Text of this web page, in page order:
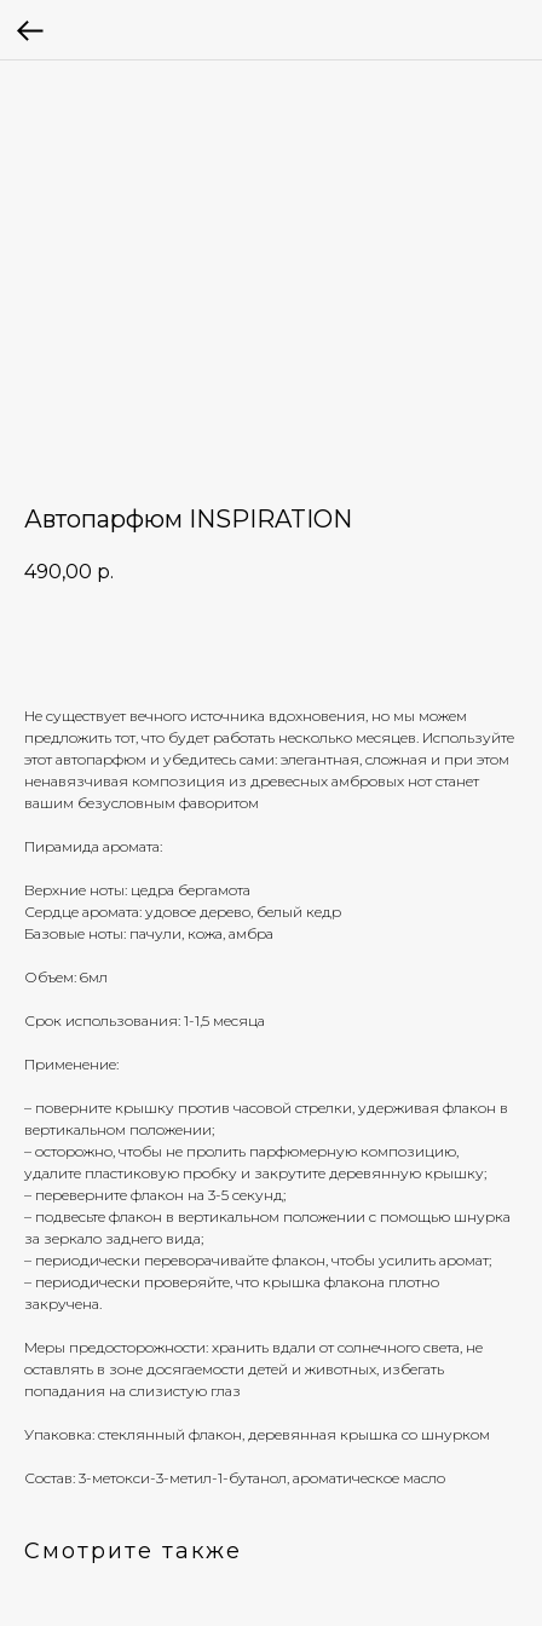
Автопарфюм INSPIRATION
490,00 р.
Не существует вечного источника вдохновения, но мы можем
предложить тот, что будет работать несколько месяцев. Используйте
этот автопарфюм и убедитесь сами: элегантная, сложная и при этом
ненавязчивая композиция из древесных амбровых нот станет
вашим безусловным фаворитом
Пирамида аромата:
Верхние ноты: цедра бергамота
Сердце аромата: удовое дерево, белый кедр
Базовые ноты: пачули, кожа, амбра
Объем: 6мл
Срок использования: 1-1,5 месяца
Применение:
– поверните крышку против часовой стрелки, удерживая флакон в
вертикальном положении;
– осторожно, чтобы не пролить парфюмерную композицию,
удалите пластиковую пробку и закрутите деревянную крышку;
– переверните флакон на 3-5 секунд;
– подвесьте флакон в вертикальном положении с помощью шнурка
за зеркало заднего вида;
– периодически переворачивайте флакон, чтобы усилить аромат;
– периодически проверяйте, что крышка флакона плотно
закручена.
Меры предосторожности: хранить вдали от солнечного света, не
оставлять в зоне досягаемости детей и животных, избегать
попадания на слизистую глаз
Упаковка: стеклянный флакон, деревянная крышка со шнурком
Состав: 3-метокси-3-метил-1-бутанол, ароматическое масло
Смотрите также